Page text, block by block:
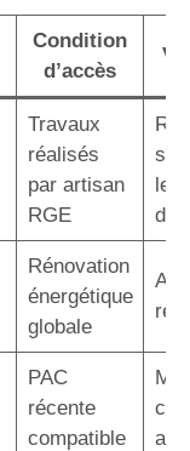
Condition
d’accès
Travaux
réalisés
par artisan
RGE
le
Rénovation
énergétique
globale
PAC
récente
compatible